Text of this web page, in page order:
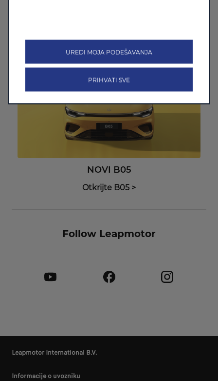
NOVI B05
Otkrijte B05 >
Follow Leapmotor
Leapmotor International B.V.
Informacije o uvozniku
UREDI MOJA PODEŠAVANJA
PRIHVATI SVE